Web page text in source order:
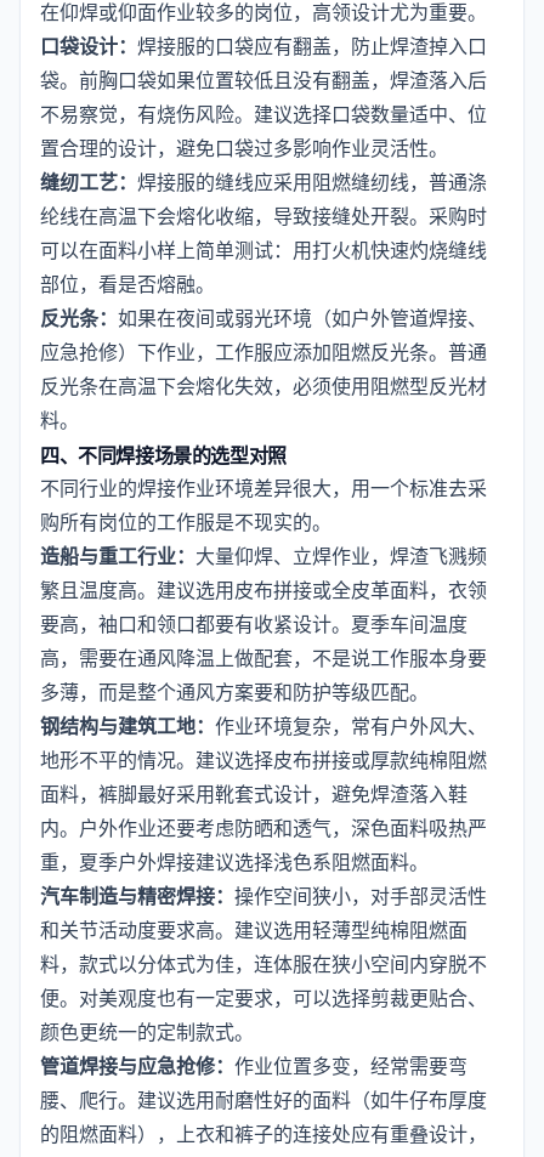
在仰焊或仰面作业较多的岗位，高领设计尤为重要。
口袋设计： 焊接服的口袋应有翻盖，防止焊渣掉入口
袋。前胸口袋如果位置较低且没有翻盖，焊渣落入后
不易察觉，有烧伤风险。建议选择口袋数量适中、位
置合理的设计，避免口袋过多影响作业灵活性。
缝纫工艺： 焊接服的缝线应采用阻燃缝纫线，普通涤
纶线在高温下会熔化收缩，导致接缝处开裂。采购时
可以在面料小样上简单测试：用打火机快速灼烧缝线
部位，看是否熔融。
反光条： 如果在夜间或弱光环境（如户外管道焊接、
应急抢修）下作业，工作服应添加阻燃反光条。普通
反光条在高温下会熔化失效，必须使用阻燃型反光材
料。
四、不同焊接场景的选型对照
不同行业的焊接作业环境差异很大，用一个标准去采
购所有岗位的工作服是不现实的。
造船与重工行业： 大量仰焊、立焊作业，焊渣飞溅频
繁且温度高。建议选用皮布拼接或全皮革面料，衣领
要高，袖口和领口都要有收紧设计。夏季车间温度
高，需要在通风降温上做配套，不是说工作服本身要
多薄，而是整个通风方案要和防护等级匹配。
钢结构与建筑工地： 作业环境复杂，常有户外风大、
地形不平的情况。建议选择皮布拼接或厚款纯棉阻燃
面料，裤脚最好采用靴套式设计，避免焊渣落入鞋
内。户外作业还要考虑防晒和透气，深色面料吸热严
重，夏季户外焊接建议选择浅色系阻燃面料。
汽车制造与精密焊接： 操作空间狭小，对手部灵活性
和关节活动度要求高。建议选用轻薄型纯棉阻燃面
料，款式以分体式为佳，连体服在狭小空间内穿脱不
便。对美观度也有一定要求，可以选择剪裁更贴合、
颜色更统一的定制款式。
管道焊接与应急抢修： 作业位置多变，经常需要弯
腰、爬行。建议选用耐磨性好的面料（如牛仔布厚度
的阻燃面料），上衣和裤子的连接处应有重叠设计，